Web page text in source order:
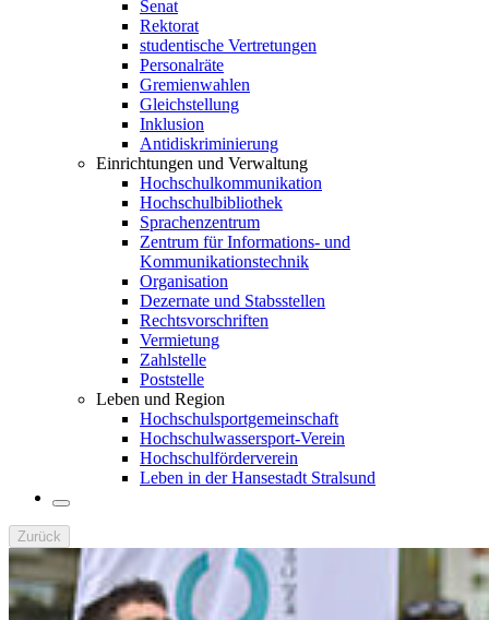
Senat
Rektorat
studentische Vertretungen
Personalräte
Gremienwahlen
Gleichstellung
Inklusion
Antidiskriminierung
Einrichtungen und Verwaltung
Hochschulkommunikation
Hochschulbibliothek
Sprachenzentrum
Zentrum für Informations- und
Kommunikationstechnik
Organisation
Dezernate und Stabsstellen
Rechtsvorschriften
Vermietung
Zahlstelle
Poststelle
Leben und Region
Hochschulsportgemeinschaft
Hochschulwassersport-Verein
Hochschulförderverein
Leben in der Hansestadt Stralsund
Zurück